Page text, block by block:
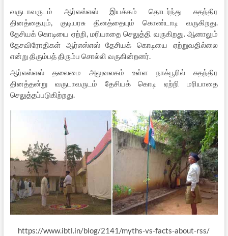
வருடாவருடம் ஆர்எஸ்எஸ் இயக்கம் தொடர்ந்து சுதந்திர
தினத்தையும், குடியரசு தினத்தையும் கொண்டாடி வருகிறது.
தேசியக் கொடியை ஏற்றி, மரியாதை செலுத்தி வருகிறது. ஆனாலும்
தேசவிரோதிகள் ஆர்எஸ்எஸ் தேசியக் கொடியை ஏற்றுவதில்லை
என்று திரும்பத் திரும்ப சொல்லி வருகின்றனர்.
ஆர்எஸ்எஸ் தலைமை அலுவலகம் உள்ள நாக்பூரில் சுதந்திர
தினத்தன்று வருடாவருடம் தேசியக் கொடி ஏற்றி மரியாதை
செலுத்தப்படுகிற்றது.
https://www.ibtl.in/blog/2141/myths-vs-facts-about-rss/